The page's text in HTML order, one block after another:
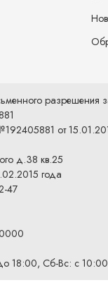
разрешения
от
д.38 кв.25
года
47
18:00, Сб-Вс: с